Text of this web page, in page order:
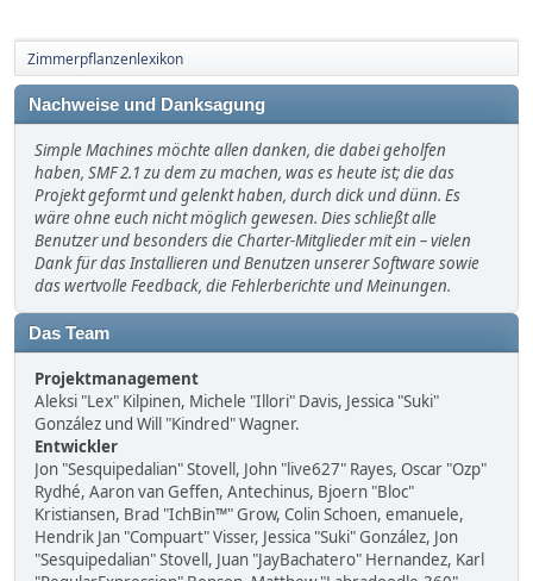
Zimmerpflanzenlexikon
Nachweise und Danksagung
Simple Machines möchte allen danken, die dabei geholfen
haben, SMF 2.1 zu dem zu machen, was es heute ist; die das
Projekt geformt und gelenkt haben, durch dick und dünn. Es
wäre ohne euch nicht möglich gewesen. Dies schließt alle
Benutzer und besonders die Charter-Mitglieder mit ein – vielen
Dank für das Installieren und Benutzen unserer Software sowie
das wertvolle Feedback, die Fehlerberichte und Meinungen.
Das Team
Projektmanagement
Aleksi "Lex" Kilpinen, Michele "Illori" Davis, Jessica "Suki"
González und Will "Kindred" Wagner.
Entwickler
Jon "Sesquipedalian" Stovell, John "live627" Rayes, Oscar "Ozp"
Rydhé, Aaron van Geffen, Antechinus, Bjoern "Bloc"
Kristiansen, Brad "IchBin™" Grow, Colin Schoen, emanuele,
Hendrik Jan "Compuart" Visser, Jessica "Suki" González, Jon
"Sesquipedalian" Stovell, Juan "JayBachatero" Hernandez, Karl